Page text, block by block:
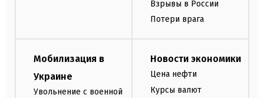
Взрывы в России
Потери врага
Мобилизация в
Украине
Увольнение с военной
Новости экономики
Цена нефти
Курсы валют